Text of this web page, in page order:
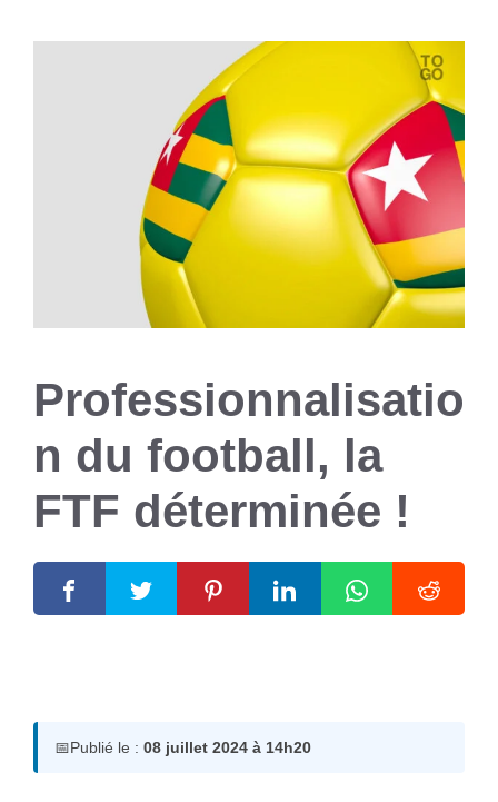
Professionnalisatio
n du football, la
FTF déterminée !
📅Publié le : 08 juillet 2024 à 14h20